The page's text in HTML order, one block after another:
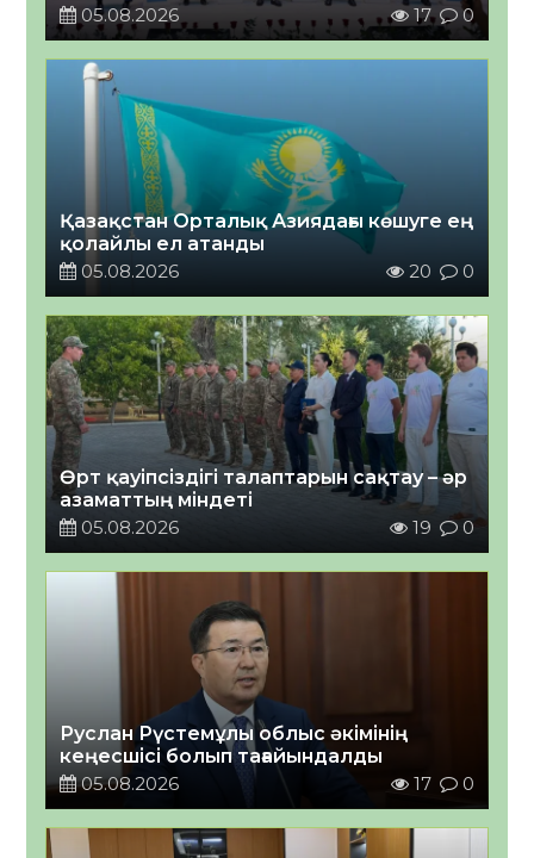
05.08.2026
17 0
Қазақстан Орталық Азиядағы көшуге ең
қолайлы ел атанды
05.08.2026
20 0
Өрт қауіпсіздігі талаптарын сақтау – әр
азаматтың міндеті
05.08.2026
19 0
Руслан Рүстемұлы облыс әкімінің
кеңесшісі болып тағайындалды
05.08.2026
17 0